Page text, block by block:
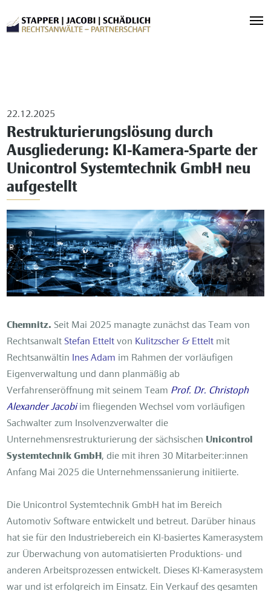
22.12.2025
Restrukturierungslösung durch
Ausgliederung: KI-Kamera-Sparte der
Unicontrol Systemtechnik GmbH neu
aufgestellt
Chemnitz. Seit Mai 2025 managte zunächst das Team von
RechtsanwaltStefan Ettelt von Kulitzscher & Ettelt mit
Rechtsanwältin Ines Adam im Rahmen der vorläufigen
Eigenverwaltung und dann planmäßig ab
Verfahrenseröffnung mit seinem Team Prof. Dr. Christoph
Alexander Jacobiim fliegenden Wechsel vom vorläufigen
Sachwalter zum Insolvenzverwalter die
Unternehmensrestrukturierung der sächsischen Unicontrol
Systemtechnik GmbH, die mit ihren 30 Mitarbeiter:innen
Anfang Mai 2025 die Unternehmenssanierung initiierte.
Die Unicontrol Systemtechnik GmbH hat im Bereich
Automotiv Software entwickelt und betreut. Darüber hinaus
hat sie für den Industriebereich ein KI-basiertes Kamerasystem
zur Überwachung von automatisierten Produktions- und
anderen Arbeitsprozessen entwickelt. Dieses KI-Kamerasystem
war und ist erfolgreich im Einsatz. Ein Verkauf des gesamten